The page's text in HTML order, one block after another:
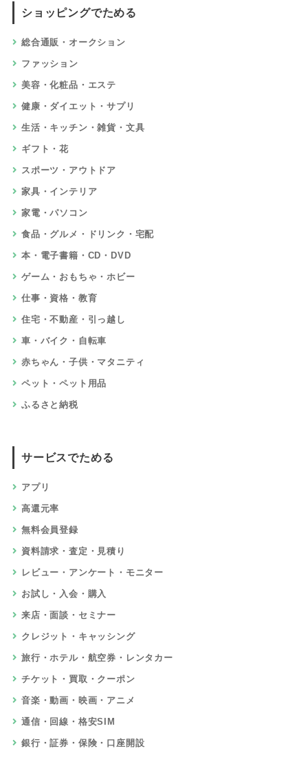
ショッピングでためる
総合通販・オークション
ファッション
美容・化粧品・エステ
健康・ダイエット・サプリ
生活・キッチン・雑貨・文具
ギフト・花
スポーツ・アウトドア
家具・インテリア
家電・パソコン
食品・グルメ・ドリンク・宅配
本・電子書籍・CD・DVD
ゲーム・おもちゃ・ホビー
仕事・資格・教育
住宅・不動産・引っ越し
車・バイク・自転車
赤ちゃん・子供・マタニティ
ペット・ペット用品
ふるさと納税
サービスでためる
アプリ
高還元率
無料会員登録
資料請求・査定・見積り
レビュー・アンケート・モニター
お試し・入会・購入
来店・面談・セミナー
クレジット・キャッシング
旅行・ホテル・航空券・レンタカー
チケット・買取・クーポン
音楽・動画・映画・アニメ
通信・回線・格安SIM
銀行・証券・保険・口座開設